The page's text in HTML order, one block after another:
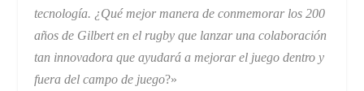
tecnología. ¿Qué mejor manera de conmemorar los 200
años de Gilbert en el rugby que lanzar una colaboración
tan innovadora que ayudará a mejorar el juego dentro y
fuera del campo de juego?»